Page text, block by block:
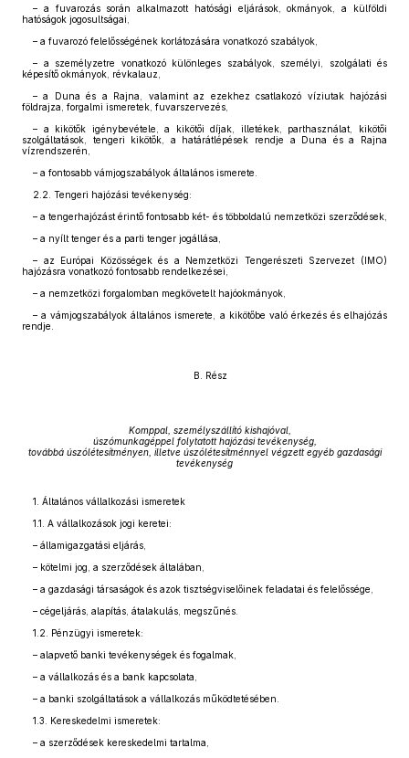
– a fuvarozás során alkalmazott hatósági eljárások, okmányok, a külföldi
hatóságok jogosultságai,
– a fuvarozó felelősségének korlátozására vonatkozó szabályok,
– a személyzetre vonatkozó különleges szabályok, személyi, szolgálati és
képesítő okmányok, révkalauz,
– a Duna és a Rajna, valamint az ezekhez csatlakozó víziutak hajózási
földrajza, forgalmi ismeretek, fuvarszervezés,
– a kikötők igénybevétele, a kikötői díjak, illetékek, parthasználat, kikötői
szolgáltatások, tengeri kikötők, a határátlépések rendje a Duna és a Rajna
vízrendszerén,
– a fontosabb vámjogszabályok általános ismerete.
2.2. Tengeri hajózási tevékenység:
– a tengerhajózást érintő fontosabb két- és többoldalú nemzetközi szerződések,
– a nyílt tenger és a parti tenger jogállása,
– az Európai Közösségek és a Nemzetközi Tengerészeti Szervezet (IMO)
hajózásra vonatkozó fontosabb rendelkezései,
– a nemzetközi forgalomban megkövetelt hajóokmányok,
– a vámjogszabályok általános ismerete, a kikötőbe való érkezés és elhajózás
rendje.
B. Rész
Komppal, személyszállító kishajóval,
úszómunkagéppel folytatott hajózási tevékenység,
továbbá úszólétesítményen, illetve úszólétesítménnyel végzett egyéb gazdasági
tevékenység
1. Általános vállalkozási ismeretek
1.1. A vállalkozások jogi keretei:
– államigazgatási eljárás,
– kötelmi jog, a szerződések általában,
– a gazdasági társaságok és azok tisztségviselőinek feladatai és felelőssége,
– cégeljárás, alapítás, átalakulás, megszűnés.
1.2. Pénzügyi ismeretek:
– alapvető banki tevékenységek és fogalmak,
– a vállalkozás és a bank kapcsolata,
– a banki szolgáltatások a vállalkozás működtetésében.
1.3. Kereskedelmi ismeretek:
– a szerződések kereskedelmi tartalma,